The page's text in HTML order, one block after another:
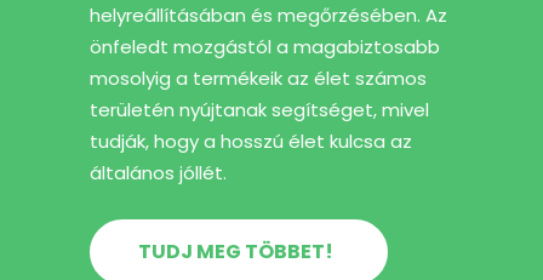
helyreállításában és megőrzésében. Az
önfeledt mozgástól a magabiztosabb
mosolyig a termékeik az élet számos
területén nyújtanak segítséget, mivel
tudják, hogy a hosszú élet kulcsa az
általános jóllét.
TUDJ MEG TÖBBET!